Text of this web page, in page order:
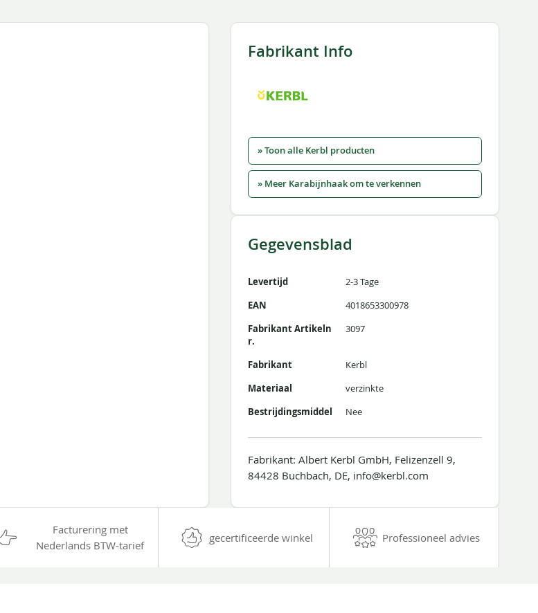
Fabrikant Info
» Toon alle Kerbl producten
» Meer Karabijnhaak om te verkennen
Gegevensblad
Levertijd
2-3 Tage
EAN
4018653300978
Fabrikant Artikeln
r.
3097
Fabrikant
Kerbl
Materiaal
verzinkte
Bestrijdingsmiddel
Nee
Fabrikant: Albert Kerbl GmbH, Felizenzell 9,
84428 Buchbach, DE, info@kerbl.com
Facturering met
Nederlands BTW-tarief
gecertificeerde winkel Professioneel advies